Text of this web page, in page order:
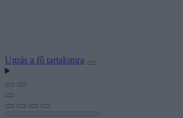
Ugrás a fő tartalomra